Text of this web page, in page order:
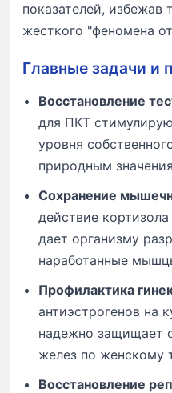
показателей, избежав
жесткого "феномена
Главные задачи и
Восстановление
для ПКТ
уровня
природным
Сохранение
действие
дает организму
наработанные
Профилактика
антиэстрогенов на
надежно защищает
желез по женскому
Восстановление